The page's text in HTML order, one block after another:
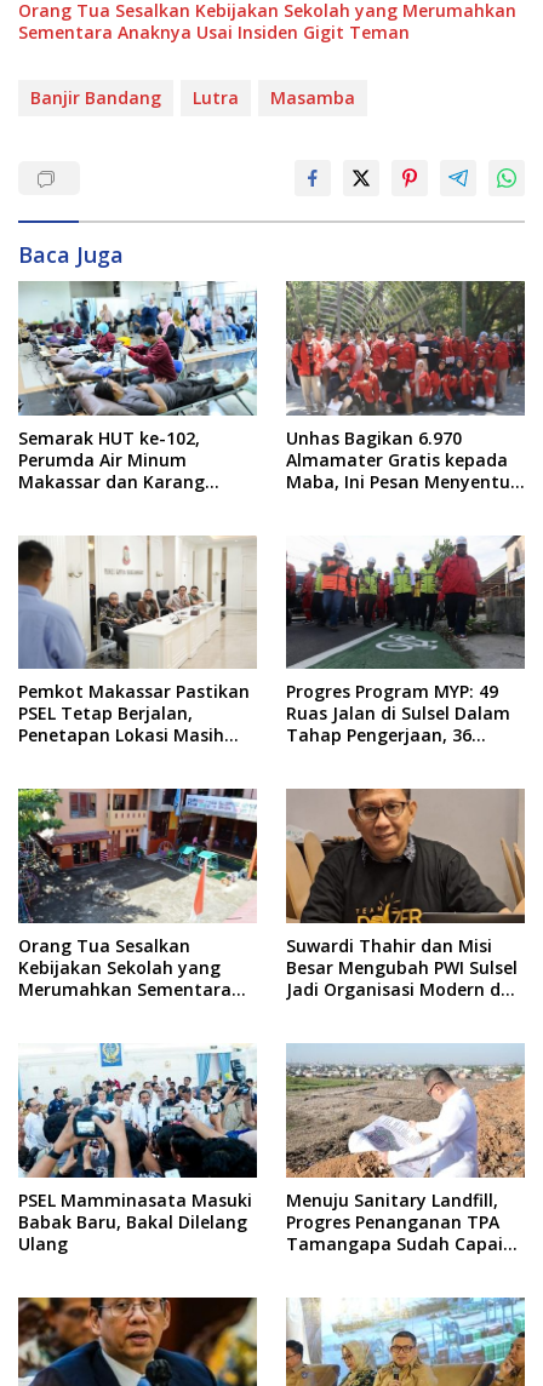
Orang Tua Sesalkan Kebijakan Sekolah yang Merumahkan
Sementara Anaknya Usai Insiden Gigit Teman
Banjir Bandang Lutra Masamba
Baca Juga
Semarak HUT ke-102,
Perumda Air Minum
Makassar dan Karang
Unhas Bagikan 6.970
Almamater Gratis kepada
Maba, Ini Pesan Menyentuh
Pemkot Makassar Pastikan
PSEL Tetap Berjalan,
Penetapan Lokasi Masih
Progres Program MYP: 49
Ruas Jalan di Sulsel Dalam
Tahap Pengerjaan, 36
Orang Tua Sesalkan
Kebijakan Sekolah yang
Merumahkan Sementara
Suwardi Thahir dan Misi
Besar Mengubah PWI Sulsel
Jadi Organisasi Modern dan
PSEL Mamminasata Masuki
Babak Baru, Bakal Dilelang
Ulang
Menuju Sanitary Landfill,
Progres Penanganan TPA
Tamangapa Sudah Capai